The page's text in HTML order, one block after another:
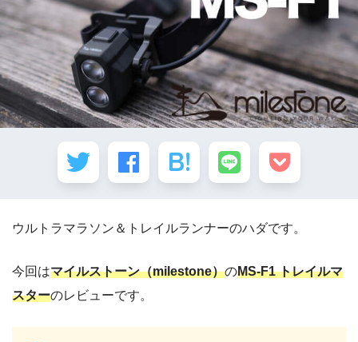
ウルトラマラソン＆トレイルランナーのハダです。
今回はマイルストーン（milestone）のMS-F1 トレイルマ
スターのレビューです。